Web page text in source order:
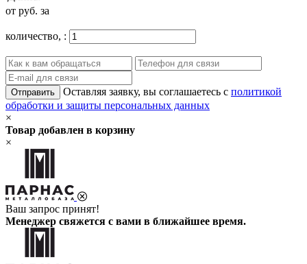
от руб. за
количество, :
Отправить Оставляя заявку, вы соглашаетесь с политикой
обработки и защиты персональных данных
×
Товар добавлен в корзину
×
Ваш запрос принят!
Менеджер свяжется с вами в ближайшее время.